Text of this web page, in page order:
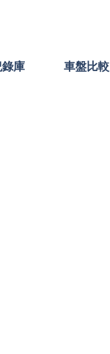
錄庫 車盤比較